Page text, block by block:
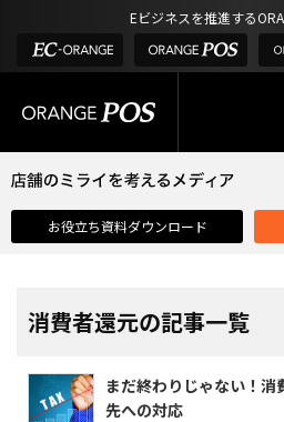
Eビジネスを推進する
タッチパネル式カスタマ
インフラ環境・サ
酒販・ワイン
サロン
DX推進支援
デジタル化・AI導
POS お役立ち
店舗のミライを考え
03-6432-0346
電話受付：平日 10:00~17:00
お役立ち資料ダウンロード
消費者還元の記事一覧
まだ終わりじゃない！
先への対応